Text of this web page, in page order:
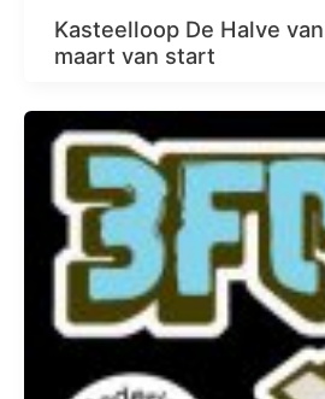
Kasteelloop De Halve
maart van start